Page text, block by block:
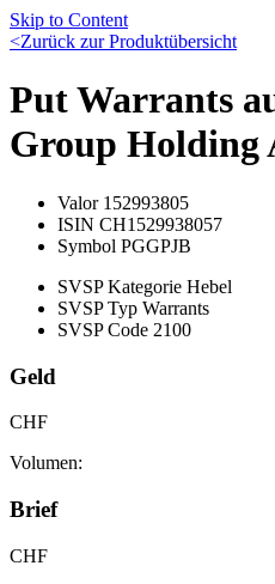
Skip to Content
<Zurück zur Produktübersicht
Put Warrants
Group Holding
Valor 152993805
ISIN CH1529938057
Symbol PGGPJB
SVSP Kategorie Hebel
SVSP Typ Warrants
SVSP Code 2100
Geld
CHF
Volumen:
Brief
CHF